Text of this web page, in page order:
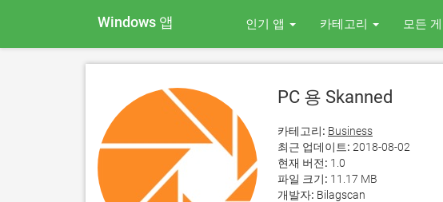
Windows 앱 인기 앱 카테고리 모든
PC 용 Skanned
카테고리: Business
최근 업데이트: 2018-08-02
현재 버전: 1.0
파일 크기: 11.17 MB
개발자: Bilagscan